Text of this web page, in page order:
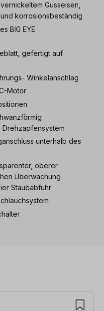
Gusseisen,
korrosionsbeständig
BIG EYE
gefertigt auf
Winkelanschlag
Motor
unterhalb des
oberer
Überwachung
Staubabfuhr